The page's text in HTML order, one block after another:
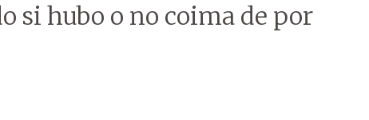
si hubo o no coima de por